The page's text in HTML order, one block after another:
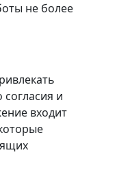
не более
и
входит